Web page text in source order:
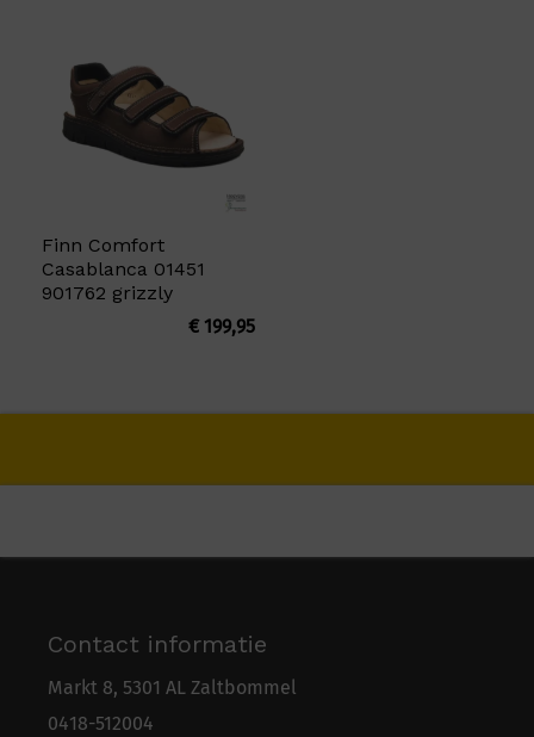
Finn Comfort
Casablanca 01451
901762 grizzly
€199,95
Contact informatie
Markt 8, 5301 AL Zaltbommel
0418-512004